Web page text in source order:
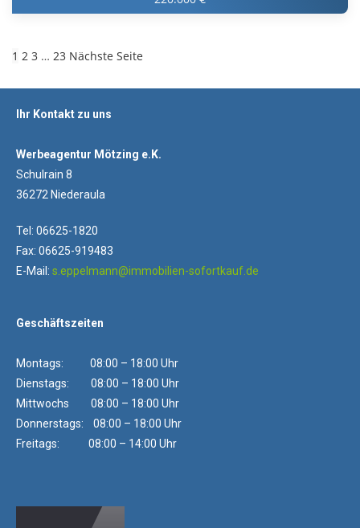
1 2 3 … 23 Nächste Seite
Ihr Kontakt zu uns
Werbeagentur Mötzing e.K.
Schulrain 8
36272 Niederaula
Tel: 06625-1820
Fax: 06625-919483
E-Mail: s.eppelmann@immobilien-sofortkauf.de
Geschäftszeiten
Montags: 08:00 – 18:00 Uhr
Dienstags: 08:00 – 18:00 Uhr
Mittwochs 08:00 – 18:00 Uhr
Donnerstags: 08:00 – 18:00 Uhr
Freitags: 08:00 – 14:00 Uhr